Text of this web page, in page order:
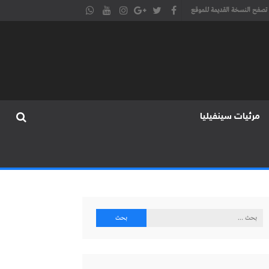
تصفح النسخة القديمة للموقع
مرئيات سينفيليا
البحث